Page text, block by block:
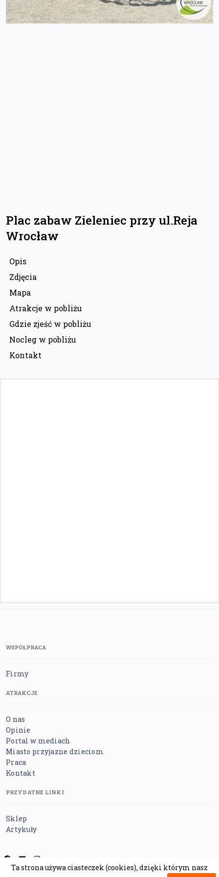
Plac zabaw Zieleniec przy ul.Reja
Wrocław
Opis
Zdjęcia
Mapa
Atrakcje w pobliżu
Gdzie zjeść w pobliżu
Nocleg w pobliżu
Kontakt
WSPÓŁPRACA
Firmy
ATRAKCJE
O nas
Opinie
Portal w mediach
Miasto przyjazne dzieciom
Praca
Kontakt
PRZYDATNE LINKI
Sklep
Artykuły
Regulamin Polityka prywatności Polityka cookies
Ta strona używa ciasteczek (cookies), dzięki którym nasz